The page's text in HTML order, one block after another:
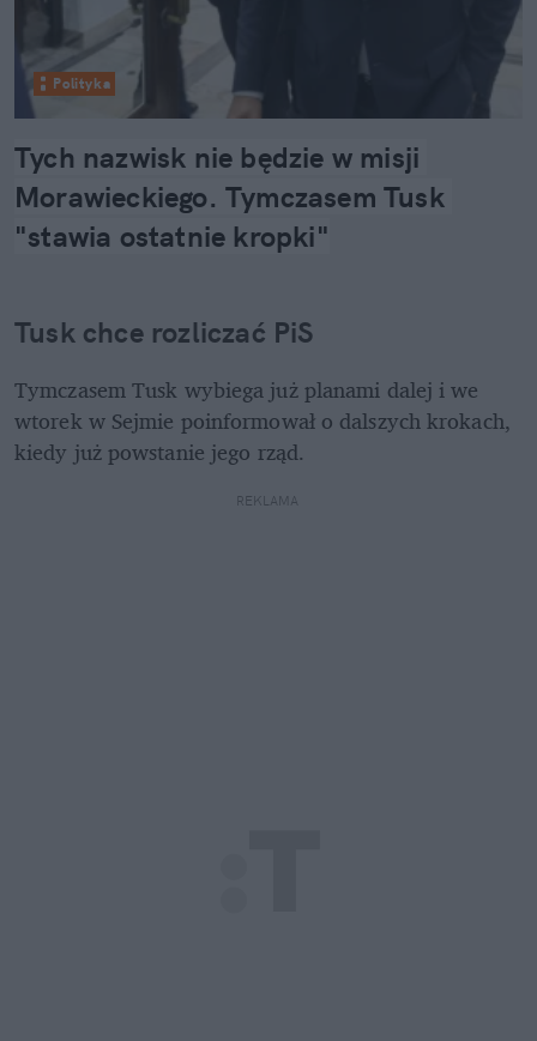
Polityka
Tych nazwisk nie będzie w misji
Morawieckiego. Tymczasem Tusk
"stawia ostatnie kropki"
Tusk chce rozliczać PiS
Tymczasem Tusk wybiega już planami dalej i we
wtorek w Sejmie poinformował o dalszych krokach,
kiedy już powstanie jego rząd.
REKLAMA